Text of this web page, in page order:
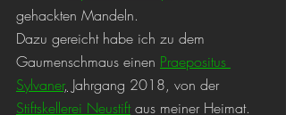
gehackten Mandeln.
Dazu gereicht habe ich zu dem
Gaumenschmaus einen Praepositus
Sylvaner, Jahrgang 2018, von der
Stiftskellerei Neustift aus meiner Heimat.